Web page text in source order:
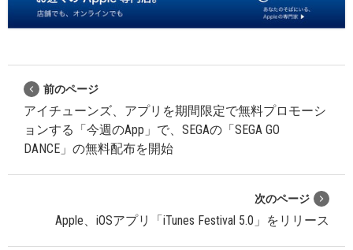
前のページ
アイチューンズ、アプリを期間限定で無料プロモーシ
ョンする「今週のApp」で、SEGAの「SEGA GO
DANCE」の無料配布を開始
次のページ
Apple、iOSアプリ「iTunes Festival 5.0」をリリース